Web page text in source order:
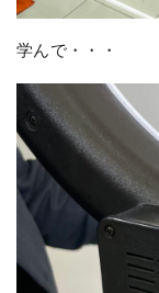
学んで・・・